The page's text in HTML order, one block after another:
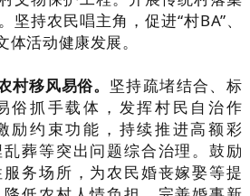
坚持农民唱主角，促进“村BA”、
活动健康发展。
村移风易俗。 坚持疏堵结合、标
俗抓手载体，发挥村民自治作
励约束功能，持续推进高额彩
葬等突出问题综合治理。鼓励
务场所，为农民婚丧嫁娶等提